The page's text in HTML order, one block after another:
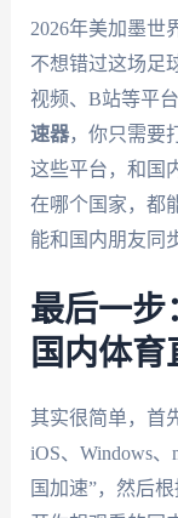
2026年美加墨世
不想错过这场足
视频、B站等平
速器，你只需要
这些平台，和国
在哪个国家，都
能和国内朋友同
最后一步
国内体育
其实很简单，首
iOS、Windows
国加速”，然后